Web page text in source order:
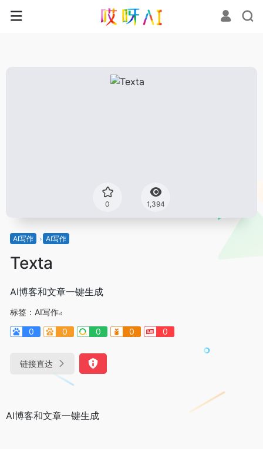
0 1,394
AI写作 AI写作
Texta
AI博客和文章一键生成
标签： AI写作
0
0 0 0 0
链接直达
AI博客和文章一键生成